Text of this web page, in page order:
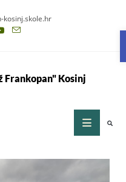
kosinj.skole.hr
Frankopan" Kosinj